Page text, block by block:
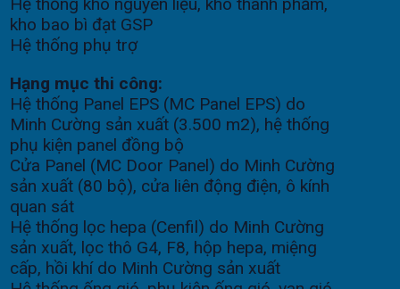
kho bao bì đạt GSP
Hệ thống phụ trợ
Hạng mục thi công:
Hệ thống Panel EPS (MC Panel EPS) do
Minh Cường sản xuất (3.500 m2), hệ thống
phụ kiện panel đồng bộ
Cửa Panel (MC Door Panel) do Minh Cường
sản xuất (80 bộ), cửa liên động điện, ô kính
quan sát
Hệ thống lọc hepa (Cenfil) do Minh Cường
sản xuất, lọc thô G4, F8, hộp hepa, miệng
cấp, hồi khí do Minh Cường sản xuất